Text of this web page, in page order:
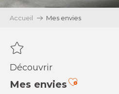
Accueil Mes envies
Découvrir
Mes enviesAjouter